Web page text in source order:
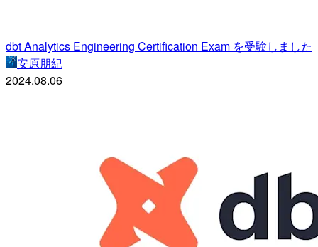
dbt Analytics Engineering Certification Exam を受験しました
安原朋紀
2024.08.06